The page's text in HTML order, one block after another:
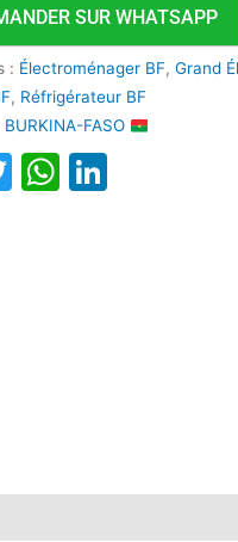
SUR WHATSAPP
: Électroménager BF,Grand
, Réfrigérateur BF
BURKINA-FASO
TwitterWhatsApp